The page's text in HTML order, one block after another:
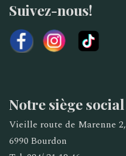
Suivez-nous!
Notre siège social
Vieille route de Marenne 2,
6990 Bourdon